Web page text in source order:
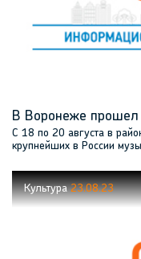
В Воронеже прошел
С 18 по 20 августа в
крупнейших в России
Культура23.08.23